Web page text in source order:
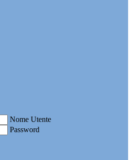
Nome Utente
Password